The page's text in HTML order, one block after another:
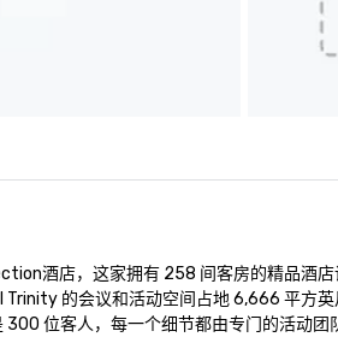
酒店，这家拥有 258 间客房的精品酒
的会议和活动空间占地 6,666 平方英
位客人，每一个细节都由专门的活动团